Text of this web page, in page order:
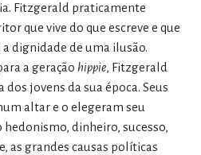
Fitzgerald praticamente
que vive do que escreve e que
dignidade de uma ilusão.
a geração hippie, Fitzgerald
jovens da sua época. Seus
altar e o elegeram seu
dinheiro, sucesso,
as grandes causas políticas